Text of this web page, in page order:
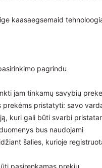
kaasaegsemaid
pagrindu
jam tinkamų savybių
prekėms pristatyti: savo
kuri gali būti svarbi
bus naudojami
šalies, kurioje
pasirenkamas prekių